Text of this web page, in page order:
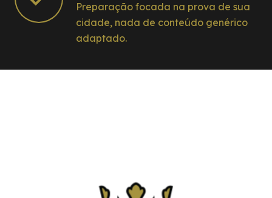
Preparação focada na prova de sua
cidade, nada de conteúdo genérico
adaptado.